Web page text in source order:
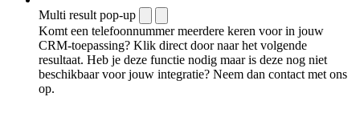
Multi result pop-up
Komt een telefoonnummer meerdere keren voor in jouw
CRM-toepassing? Klik direct door naar het volgende
resultaat. Heb je deze functie nodig maar is deze nog niet
beschikbaar voor jouw integratie? Neem dan contact met ons
op.